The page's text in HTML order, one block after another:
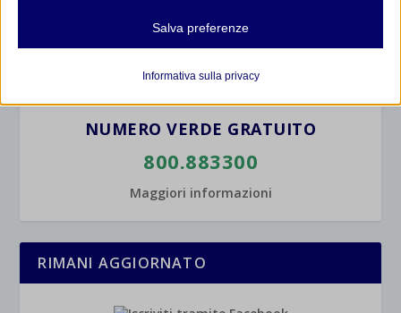
NUMERO VERDE GRATUITO
800.883300
Maggiori informazioni
RIMANI AGGIORNATO
wordpress_logged_in_*
wordpress_test_cookie
Analitici
interagiscono con il nostro sito web.
Mostra dettagli
jetpackState[message]
rientrano nelle altre categorie specifiche o che non sono stati
esplicitamente categorizzati.
Salva preferenze
Informativa sulla privacy